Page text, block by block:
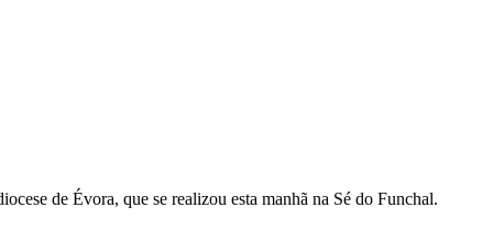
de Évora, que se realizou esta manhã na Sé do Funchal.